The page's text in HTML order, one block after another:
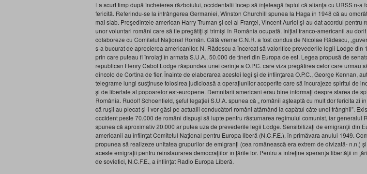
La scurt timp după încheierea războiului, occidentalii încep să înţeleagă faptul că alianţa cu URSS n-a
fericită. Referindu-se la înfrângerea Germaniei, Winston Churchill spunea la Haga în 1948 că au
mai slab. Preşedintele american Harry Truman şi cel al Franţei, Vincent Auriol şi-au dat acordul pentru
unor voluntari români care să fie pregătiţi şi trimişi în România ocupată. Iniţial franco-americanii au dorit
colaboreze cu Comitetul Naţional Român. Câtă vreme C.N.R. a fost condus de Nicolae Rădescu,
s-a bucurat de aprecierea americanilor. N. Rădescu a încercat să valorifice prevederile legii Lodge din
prin care puteau fi înrolaţi în armata S.U.A., 50.000 de tineri din Europa de est. Legea propusă de
republican Henry Cabot Lodge răspundea unei cerinţe a O.P.C. care viza pregătirea celor care urmau
dincolo de Cortina de fier. Înainte de elaborarea acestei legi şi de înfiinţarea O.P.C., George Kennan,
telegrame lungi susţinuse folosirea judicioasă a operaţiunilor acoperite care să încurajeze spiritul de
şi de libertate al popoarelor est-europene. Demnitarii americani erau bine informaţi despre starea de
România. Rudolf Schoenfield, şeful legaţiei S.U.A. spunea că „ românii aşteaptă cu mult dor fericita zi
că ruşii au plecat şi-i vor găsi pe actualii conducători români atârnând la capătul câte unei frânghii”.
occident peste 70.000 de români dispuşi să lupte pentru răsturnarea regimului comunist, iar generalul
spunea că aproximativ 20.000 ar putea uza de prevederile legii Lodge. Sensibilizaţi de emigranţii din
americanii au înfiinţat Comitetul Naţional pentru Europa liberă (N.C.F.E.), în primăvara anului 1949.
propunea să realizeze unitatea grupurilor de emigranţi (cea românească era extrem de divizată- n.n.)
aceste emigraţii pentru reinstaurarea democraţiilor în ţările lor. Pentru a întreţine speranţa libertăţii în
de sovietici, N.C.F.E., a înfiinţat Radio Europa Liberă.